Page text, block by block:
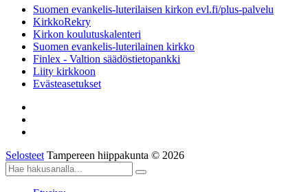
Suomen evankelis-luterilaisen kirkon evl.fi/plus-palvelu
KirkkoRekry
Kirkon koulutuskalenteri
Suomen evankelis-luterilainen kirkko
Finlex - Valtion säädöstietopankki
Liity kirkkoon
Evästeasetukset
Selosteet Tampereen hiippakunta © 2026